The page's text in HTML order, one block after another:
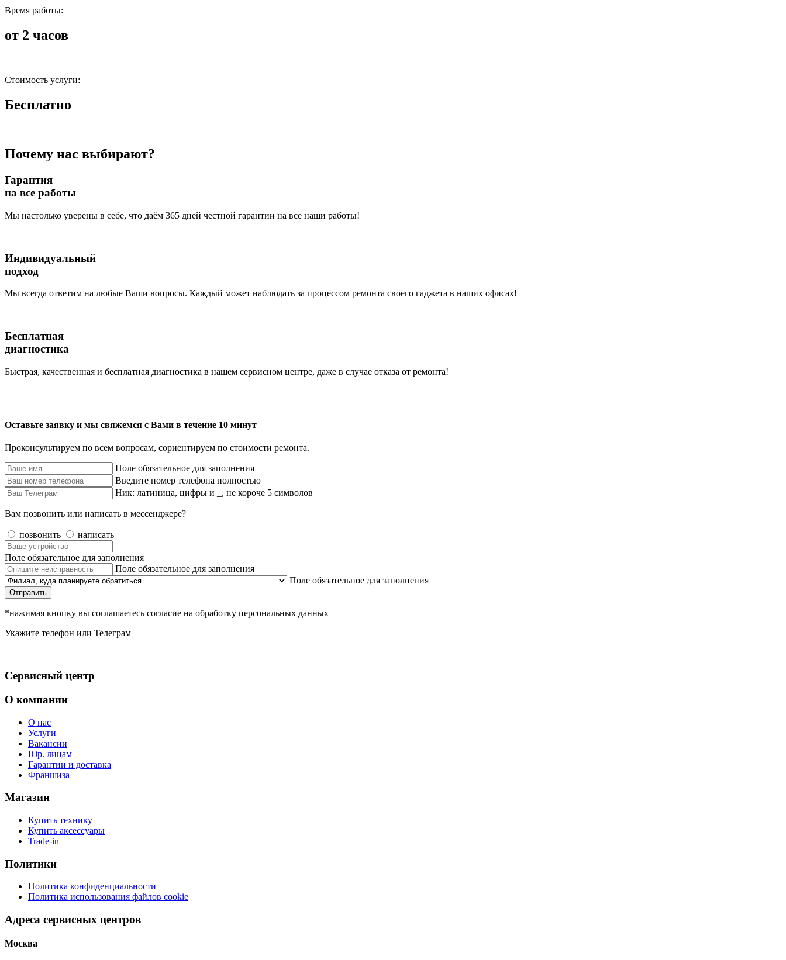
Время работы:
от 2 часов
Стоимость услуги:
Бесплатно
Почему нас выбирают?
Гарантия
на все работы
Мы настолько уверены в себе, что даём 365 дней честной гарантии на все наши работы!
Индивидуальный
подход
Мы всегда ответим на любые Ваши вопросы. Каждый может наблюдать за процессом ремонта своего гаджета в наших офисах!
Бесплатная
диагностика
Быстрая, качественная и бесплатная диагностика в нашем сервисном центре, даже в случае отказа от ремонта!
Оставьте заявку и мы свяжемся с Вами в течение 10 минут
Проконсультируем по всем вопросам, сориентируем по стоимости ремонта.
Поле обязательное для заполнения
Введите номер телефона полностью
Ник: латиница, цифры и _, не короче 5 символов
Вам позвонить или написать в мессенджере?
позвонить написать
Поле обязательное для заполнения
Поле обязательное для заполнения
Поле обязательное для заполнения
Отправить
*нажимая кнопку вы соглашаетесь согласие на обработку персональных данных
Укажите телефон или Телеграм
Сервисный центр
О компании
О нас
Услуги
Вакансии
Юр. лицам
Гарантии и доставка
Франшиза
Магазин
Купить технику
Купить аксессуары
Trade-in
Политики
Политика конфиденциальности
Политика использования файлов cookie
Адреса сервисных центров
Москва